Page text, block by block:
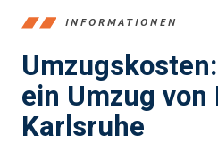
INFORMATIONEN
ein Umzug
Karlsruhe